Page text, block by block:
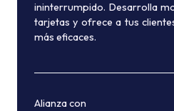
ininterrumpido. Desarrolla
tarjetas y ofrece a tus
más eficaces.
Alianza con